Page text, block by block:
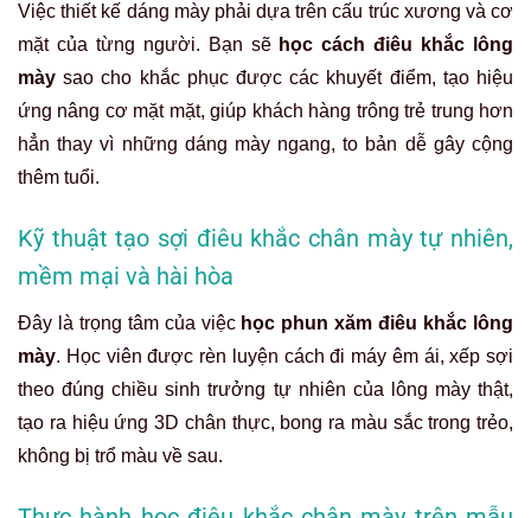
Việc thiết kế dáng mày phải dựa trên cấu trúc xương và cơ
mặt của từng người. Bạn sẽ học cách điêu khắc lông
mày sao cho khắc phục được các khuyết điểm, tạo hiệu
ứng nâng cơ mặt mặt, giúp khách hàng trông trẻ trung hơn
hẳn thay vì những dáng mày ngang, to bản dễ gây cộng
thêm tuổi.
Kỹ thuật tạo sợi điêu khắc chân mày tự nhiên,
mềm mại và hài hòa
Đây là trọng tâm của việc học phun xăm điêu khắc lông
mày. Học viên được rèn luyện cách đi máy êm ái, xếp sợi
theo đúng chiều sinh trưởng tự nhiên của lông mày thật,
tạo ra hiệu ứng 3D chân thực, bong ra màu sắc trong trẻo,
không bị trổ màu về sau.